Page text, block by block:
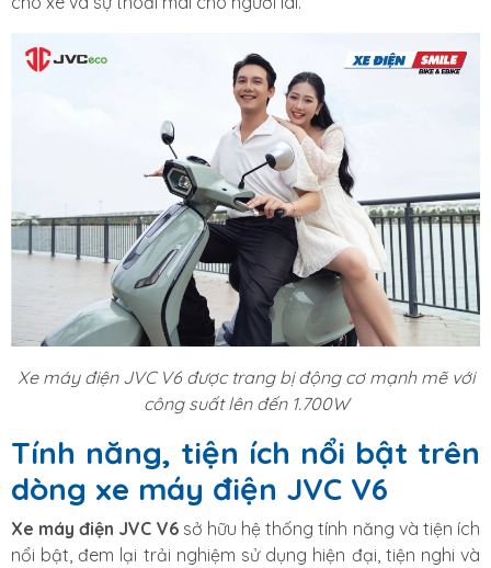
Xe máy điện JVC V6 được trang bị động cơ mạnh mẽ với
công suất lên đến 1.700W
Tính năng, tiện ích nổi bật trên
dòng xe máy điện JVC V6
Xe máy điện JVC V6sở hữu hệ thống tính năng và tiện ích
nổi bật, đem lại trải nghiệm sử dụng hiện đại, tiện nghi và